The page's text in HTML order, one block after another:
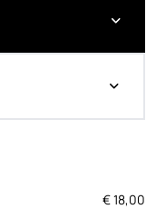
€ 18,00